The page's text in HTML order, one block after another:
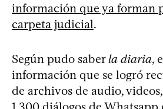
información que ya forman
carpeta judicial.
Según pudo saberla diaria,
información que se logró
de archivos de audio,